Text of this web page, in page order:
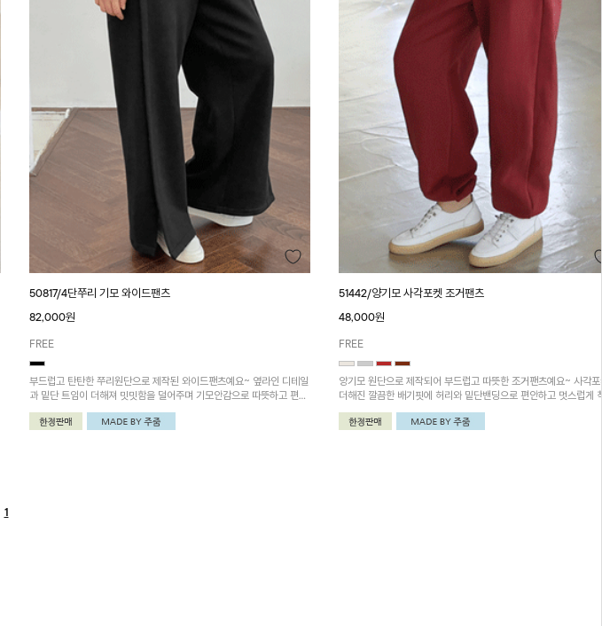
50817/4단쭈리 기모 와이드팬츠
82,000원
FREE
부드럽고 탄탄한 쭈리원단으로 제작된 와이드팬츠예요~ 옆라인 디테일
과 밑단 트임이 더해져 밋밋함을 덜어주며 기모안감으로 따뜻하고 편안
하게! 포켓배색 4단쭈리 후드집업과 함께 코디하시면 더욱 멋스러워요
51442/양기모 사각포켓 조거팬츠
48,000원
FREE
양기모 원단으로 제작되어 부드럽고 따뜻한 조거팬츠예요~ 사각포
더해진 깔끔한 배기핏에 허리와 밑단밴딩으로 편안하고 멋스럽게
되는 데일리추천템!
1